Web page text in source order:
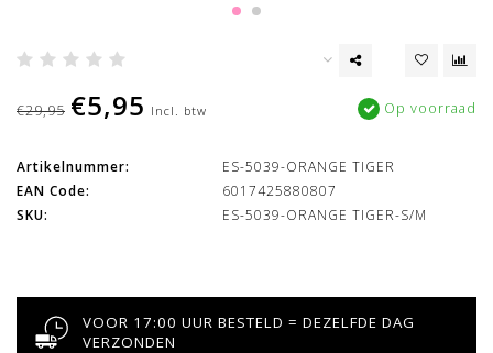
€29,95 €5,95 Incl. btw Op voorraad
Artikelnummer:
ES-5039-ORANGE TIGER
EAN Code:
6017425880807
SKU:
ES-5039-ORANGE TIGER-S/M
VOOR 17:00 UUR BESTELD = DEZELFDE DAG
VERZONDEN